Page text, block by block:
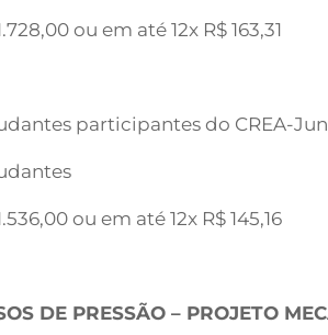
ou em até 12x R$ 163,31
participantes do CREA-
ou em até 12x R$ 145,16
DE PRESSÃO – PROJETO